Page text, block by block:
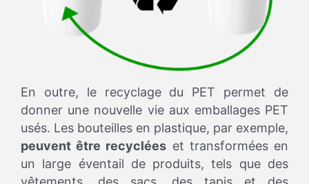
En outre, le recyclage du PET permet de
donner une nouvelle vie aux emballages PET
usés. Les bouteilles en plastique, par exemple,
peuvent être recyclées et transformées en
un large éventail de produits, tels que des